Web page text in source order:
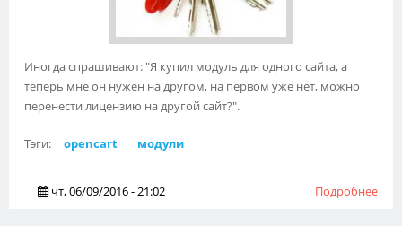
Иногда спрашивают: "Я купил модуль для одного сайта, а
теперь мне он нужен на другом, на первом уже нет, можно
перенести лицензию на другой сайт?".
Тэги: opencart модули
чт, 06/09/2016 - 21:02 Подробнеео